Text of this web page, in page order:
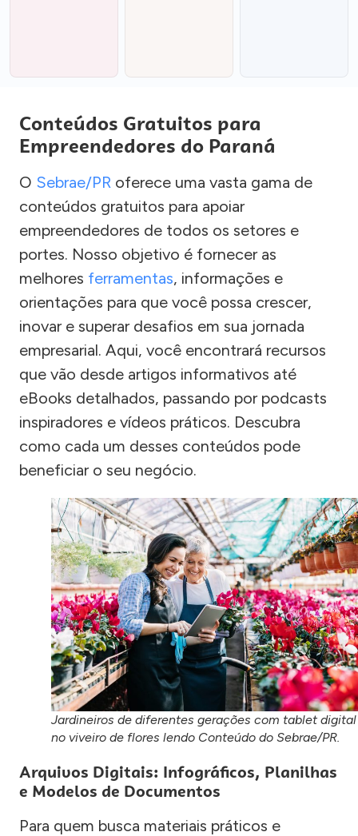
Conteúdos Gratuitos para
Empreendedores do Paraná
O Sebrae/PR oferece uma vasta gama de
conteúdos gratuitos para apoiar
empreendedores de todos os setores e
portes. Nosso objetivo é fornecer as
melhores ferramentas, informações e
orientações para que você possa crescer,
inovar e superar desafios em sua jornada
empresarial. Aqui, você encontrará recursos
que vão desde artigos informativos até
eBooks detalhados, passando por podcasts
inspiradores e vídeos práticos. Descubra
como cada um desses conteúdos pode
beneficiar o seu negócio.
Jardineiros de diferentes gerações com tablet digital
no viveiro de flores lendo Conteúdo do Sebrae/PR.
Arquivos Digitais: Infográficos, Planilhas
e Modelos de Documentos
Para quem busca materiais práticos e